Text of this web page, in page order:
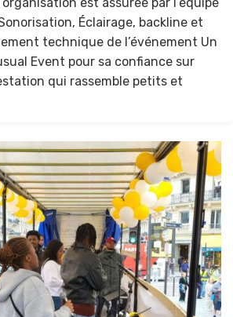
Éclairage, backline et
technique de l’événement Un
Event pour sa confiance sur
qui rassemble petits et